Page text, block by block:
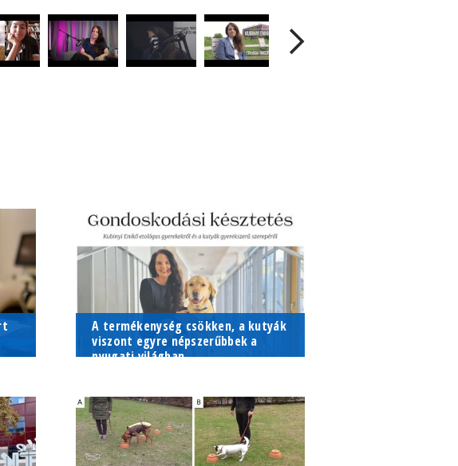
A termékenység csökken, a kutyák
viszont egyre népszerűbbek a
nyugati világban...
termékenység, a kutyák viszont
egyre népszerűbbek. A két
jelenséget sokan összekapcsolják,
mondván, a kutyák miatt esik a...